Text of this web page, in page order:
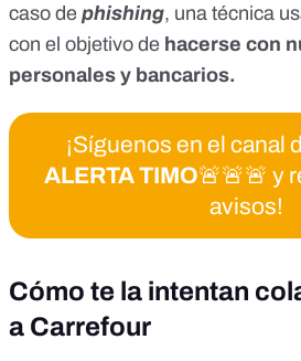
caso de phishing, una técnica
con el objetivo de hacerse con
personales y bancarios.
¡Síguenos en el canal
ALERTA TIMO🚨🚨🚨 y
avisos!
Cómo te la intentan
a Carrefour